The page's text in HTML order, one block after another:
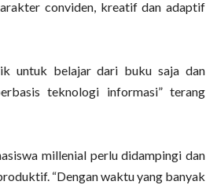
conviden, kreatif dan adaptif
untuk belajar dari buku saja dan
teknologi informasi” terang
millenial perlu didampingi dan
“Dengan waktu yang banyak